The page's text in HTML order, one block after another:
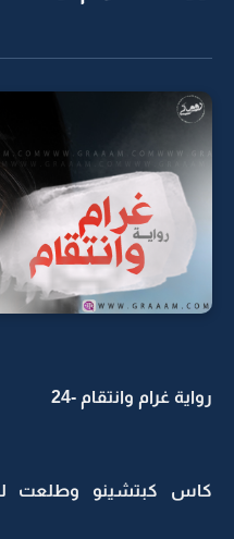
رواية غرام وانتقام -24
كاس كبتشينو وطلعت